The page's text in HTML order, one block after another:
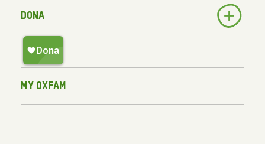
Dona
My Oxfam